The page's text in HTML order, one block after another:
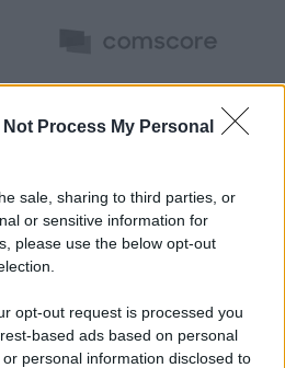
Not Process My Personal
sale, sharing to third parties, or
or sensitive information for
please use the below opt-out
opt-out request is processed you
based ads based on personal
personal information disclosed to
- P.IVA 04827280654 - Testata
Nocera Inferiore N. 8/2020 - RG N.
35792 – ISCRITTA ALL’ANSO
STAMPA ONLINE)